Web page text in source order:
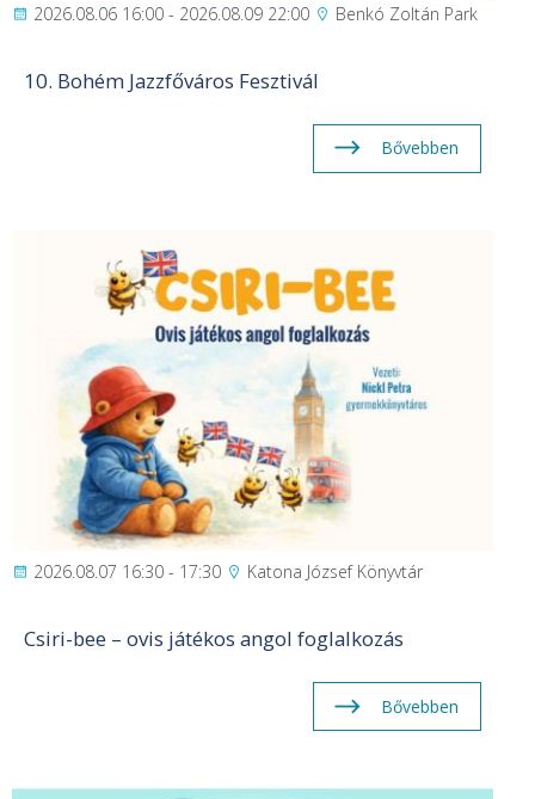
2026.08.06 16:00 - 2026.08.09 22:00 Benkó Zoltán Park
10. Bohém Jazzfőváros Fesztivál
Bővebben
2026.08.07 16:30 - 17:30 Katona József Könyvtár
Csiri-bee – ovis játékos angol foglalkozás
Bővebben